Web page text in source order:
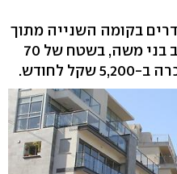
לגבי שכירות? דירת 3 חדרים בקומה השנייה מתוך
3 קומות בבניין משותף ברחוב בני משה, בשטח של 70
לחודש.